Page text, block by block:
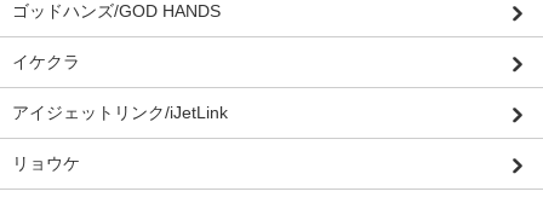
ゴッドハンズ/GOD HANDS
イケクラ
アイジェットリンク/iJetLink
リョウケ